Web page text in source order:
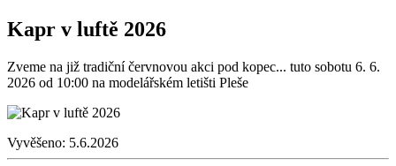
Kapr v luftě 2026
Zveme na již tradiční červnovou akci pod kopec... tuto sobotu 6. 6.
2026 od 10:00 na modelářském letišti Pleše
Vyvěšeno: 5.6.2026